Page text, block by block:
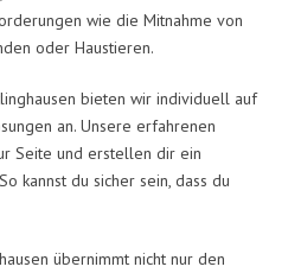
wie die Mitnahme von
oder Haustieren.
bieten wir individuell auf
an. Unsere erfahrenen
Seite und erstellen dir ein
kannst du sicher sein, dass du
übernimmt nicht nur den